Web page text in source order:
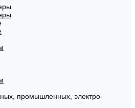
промышленных, электро-